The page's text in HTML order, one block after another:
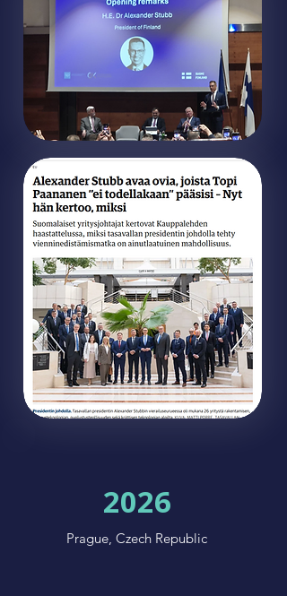
2026
Prague, Czech Republic